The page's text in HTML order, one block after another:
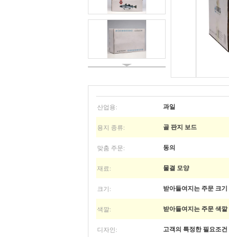
산업용: 과일
용지 종류: 골 판지 보드
맞춤 주문: 동의
재료: 물결 모양
크기: 받아들여지는 주문 크기
색깔: 받아들여지는 주문 색깔
디자인: 고객의 특정한 필요조건